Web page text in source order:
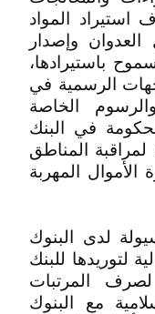
استيراد المواد
وإصدار
باستيرادها،
الرسمية في
الخاصة
في البنك
لمراقبة المناطق
المهربة
لدى البنوك
لتوريدها للبنك
لصرف المرتبات
مع البنوك